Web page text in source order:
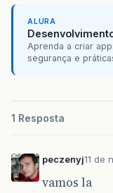
ALURA
Aprenda a criar
segurança e
1 Resposta
peczenyj11 de
vamos la